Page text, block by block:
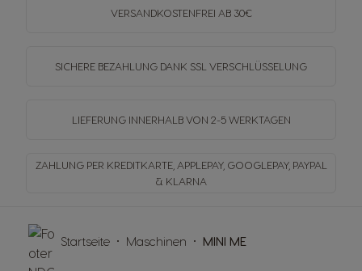
VERSANDKOSTENFREI AB 30€
SICHERE BEZAHLUNG DANK SSL VERSCHLÜSSELUNG
LIEFERUNG INNERHALB VON 2-5 WERKTAGEN
ZAHLUNG PER KREDITKARTE, APPLEPAY, GOOGLEPAY, PAYPAL
& KLARNA
Startseite Maschinen MINI ME